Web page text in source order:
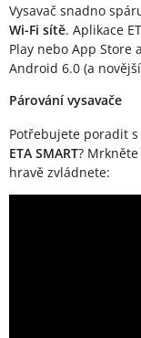
Vysavač snadno
Wi-Fi sítě. Aplikace
Play nebo App
Android 6.0 (a
Párování vysavače
Potřebujete poradit s
ETA SMART?
hravě zvládnete: